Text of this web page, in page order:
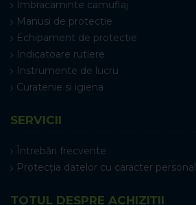
Imbracaminte camuflaj
Manusi de protectie
Echipament de protectie
Indicatoare rutiere
Instrumente de lucru
Curatenie si igiena
SERVICII
Întrebări frecvente
Protecția datelor cu caracter personal
TOTUL DESPRE ACHIZIȚII